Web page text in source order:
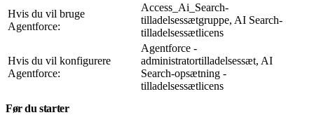
Hvis du vil bruge
Agentforce:
Access_Ai_Search-
tilladelsessætgruppe, AI Search-
tilladelsessætlicens
Hvis du vil konfigurere
Agentforce:
Agentforce -
administratortilladelsessæt, AI
Search-opsætning -
tilladelsessætlicens
Før du starter